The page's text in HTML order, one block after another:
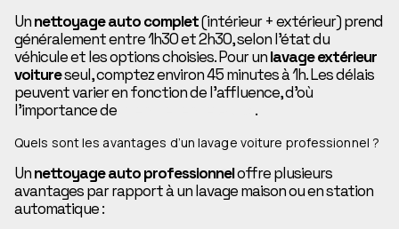
Unnettoyage auto complet(intérieur + extérieur) prend
généralement entre 1h30 et 2h30, selon l’état du
véhicule et les options choisies. Pour unlavage extérieur
voitureseul, comptez environ 45 minutes à 1h. Les délais
peuvent varier en fonction de l’affluence, d’où
l’importance de
.
Quels sont les avantages d’un lavage voiture professionnel ?
Unnettoyage auto professionneloffre plusieurs
avantages par rapport à un lavage maison ou en station
automatique :